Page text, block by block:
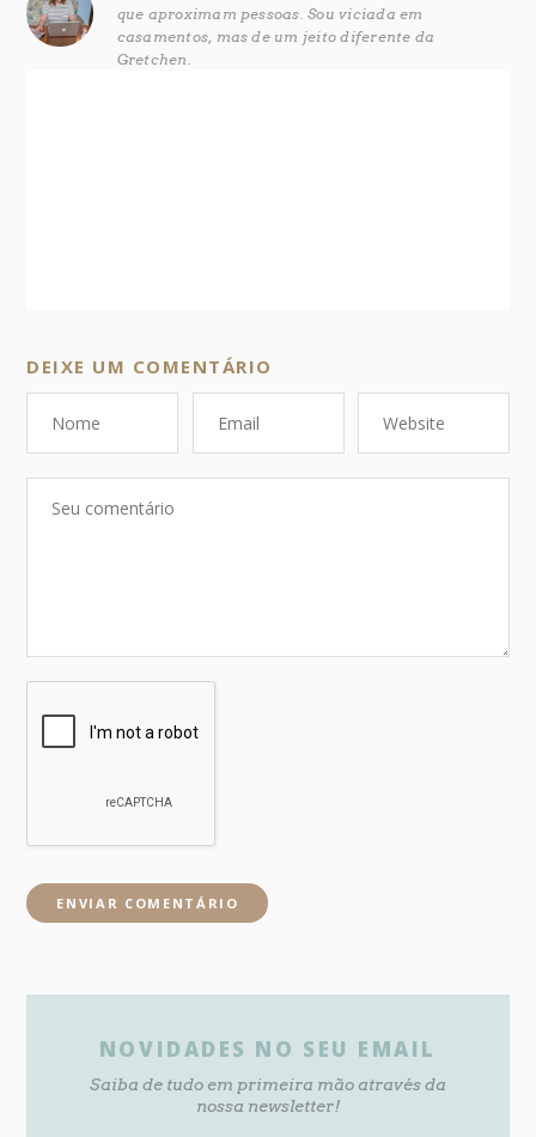
que aproximam pessoas. Sou viciada em
casamentos, mas de um jeito diferente da
Gretchen.
DEIXE UM COMENTÁRIO
NOVIDADES NO SEU EMAIL
Saiba de tudo em primeira mão através da
nossa newsletter!